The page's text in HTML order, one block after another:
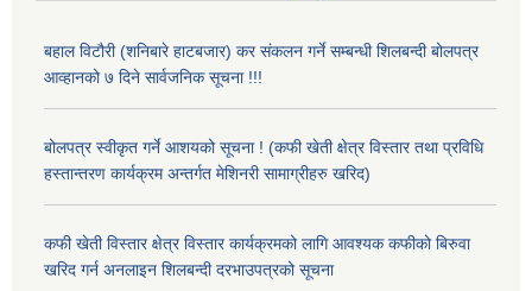
बहाल विटौरी (शनिबारे हाटबजार) कर संकलन गर्ने सम्बन्धी शिलबन्दी बोलपत्र
आव्हानको ७ दिने सार्वजनिक सूचना !!!
बोलपत्र स्वीकृत गर्ने आशयको सूचना ! (कफी खेती क्षेत्र विस्तार तथा प्रविधि
हस्तान्तरण कार्यक्रम अन्तर्गत मेशिनरी सामाग्रीहरु खरिद)
कफी खेती विस्तार क्षेत्र विस्तार कार्यक्रमको लागि आवश्यक कफीको बिरुवा
खरिद गर्न अनलाइन शिलबन्दी दरभाउपत्रको सूचना